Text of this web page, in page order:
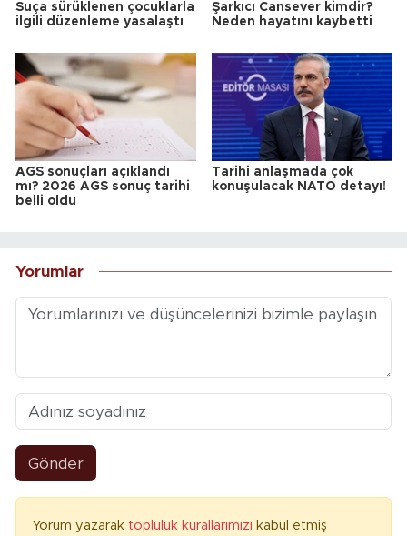
Suça sürüklenen çocuklarla
ilgili düzenleme yasalaştı
Şarkıcı Cansever kimdir?
Neden hayatını kaybetti
AGS sonuçları açıklandı
mı? 2026 AGS sonuç tarihi
belli oldu
Tarihi anlaşmada çok
konuşulacak NATO detayı!
Yorumlar
Gönder
Yorum yazarak topluluk kurallarımızı kabul etmiş